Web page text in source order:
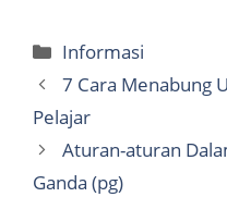
Categories
Informasi
7 Cara Menabung
Pelajar
Aturan-aturan
Ganda (pg)